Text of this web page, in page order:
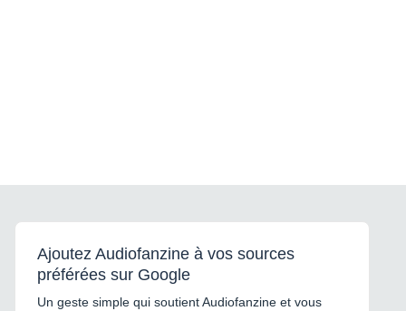
Ajoutez Audiofanzine à vos sources
préférées sur Google
Un geste simple qui soutient Audiofanzine et vous